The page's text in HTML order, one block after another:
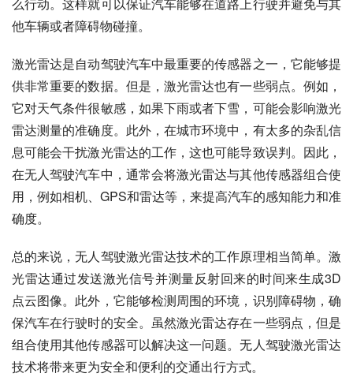
他车辆或者障碍物碰撞。
激光雷达是自动驾驶汽车中最重要的传感器之一，它能够提
供非常重要的数据。但是，激光雷达也有一些弱点。例如，
它对天气条件很敏感，如果下雨或者下雪，可能会影响激光
雷达测量的准确度。此外，在城市环境中，有太多的杂乱信
息可能会干扰激光雷达的工作，这也可能导致误判。因此，
在无人驾驶汽车中，通常会将激光雷达与其他传感器组合使
用，例如相机、GPS和雷达等，来提高汽车的感知能力和准
确度。
总的来说，无人驾驶激光雷达技术的工作原理相当简单。激
光雷达通过发送激光信号并测量反射回来的时间来生成3D
点云图像。此外，它能够检测周围的环境，识别障碍物，确
保汽车在行驶时的安全。虽然激光雷达存在一些弱点，但是
组合使用其他传感器可以解决这一问题。无人驾驶激光雷达
技术将带来更为安全和便利的交通出行方式。